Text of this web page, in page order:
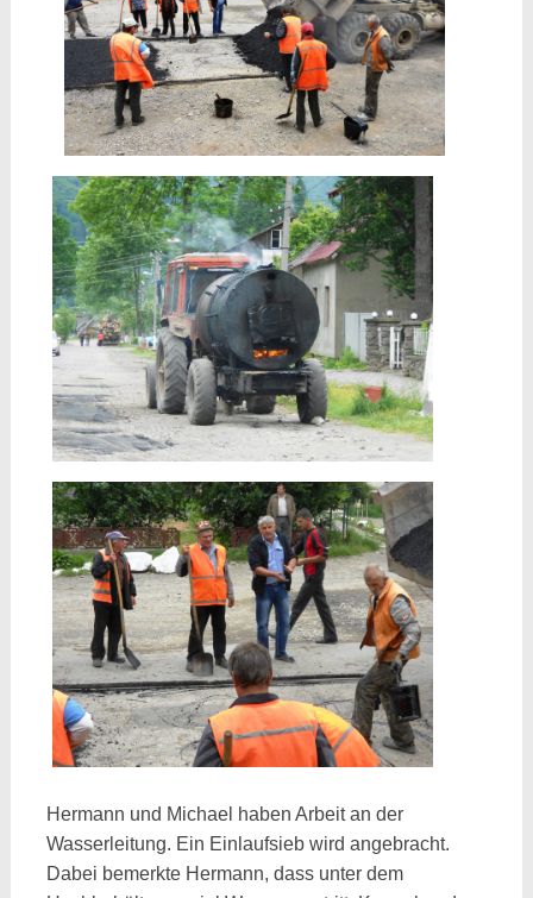
Hermann und Michael haben Arbeit an der
Wasserleitung. Ein Einlaufsieb wird angebracht.
Dabei bemerkte Hermann, dass unter dem